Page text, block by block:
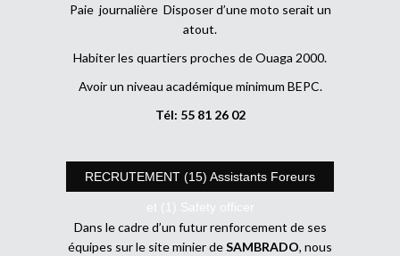
Paie journalière Disposer d’une moto serait un
atout.
Habiter les quartiers proches de Ouaga 2000.
Avoir un niveau académique minimum BEPC.
Tél: 55 81 26 02
RECRUTEMENT (15) Assistants Foreurs
et (1) Safety officer
Dans le cadre d’un futur renforcement de ses
équipes sur le site minier deSAMBRADO, nous